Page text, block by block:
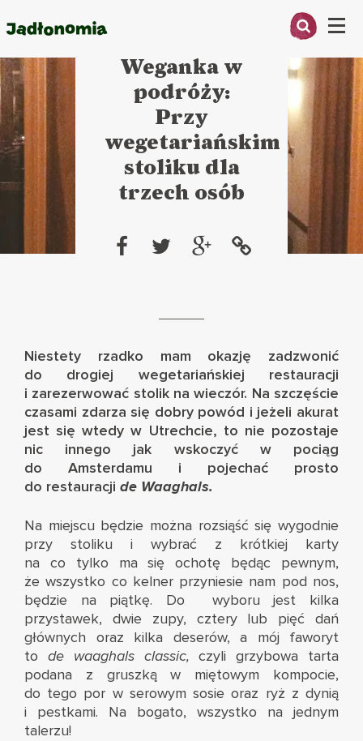
Menu
O MNIE
PRZEPISY
ARTYKUŁY
KSIĄŻKI
KONTAKT
Weganka w
podróży:
Przy
wegetariańskim
stoliku dla
trzech osób
Niestety rzadko mam okazję zadzwonić
do drogiej wegetariańskiej restauracji
i zarezerwować stolik na wieczór. Na szczęście
czasami zdarza się dobry powód i jeżeli akurat
jest się wtedy w Utrechcie, to nie pozostaje
nic innego jak wskoczyć w pociąg
do Amsterdamu i pojechać prosto
do restauracji de Waaghals.
Na miejscu będzie można rozsiąść się wygodnie
przy stoliku i wybrać z krótkiej karty
na co tylko ma się ochotę będąc pewnym,
że wszystko co kelner przyniesie nam pod nos,
będzie na piątkę. Do wyboru jest kilka
przystawek, dwie zupy, cztery lub pięć dań
głównych oraz kilka deserów, a mój faworyt
to de waaghals classic,czyli grzybowa tarta
podana z gruszką w miętowym kompocie,
do tego por w serowym sosie oraz ryż z dynią
i pestkami. Na bogato, wszystko na jednym
talerzu!